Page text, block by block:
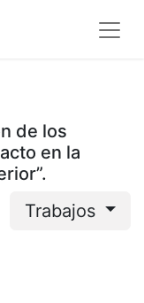
de los
en la
Trabajos